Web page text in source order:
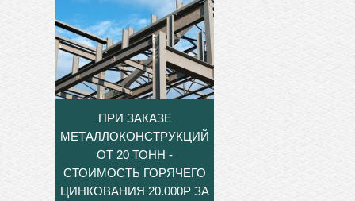
ПРИ ЗАКАЗЕ
МЕТАЛЛОКОНСТРУКЦИЙ
ОТ 20 ТОНН -
СТОИМОСТЬ ГОРЯЧЕГО
ЦИНКОВАНИЯ 20.000Р ЗА